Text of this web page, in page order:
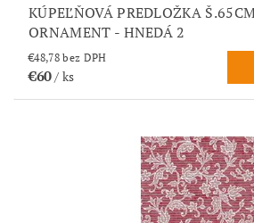
KÚPEĽŇOVÁ PREDLOŽKA
ORNAMENT - HNEDÁ 2
€48,78 bez DPH
€60/ ks